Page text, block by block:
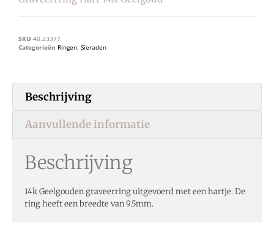
SKU 40.23377
Categorieën Ringen, Sieraden
Beschrijving
Aanvullende informatie
Beschrijving
14k Geelgouden graveerring uitgevoerd met een hartje. De
ring heeft een breedte van 9.5mm.